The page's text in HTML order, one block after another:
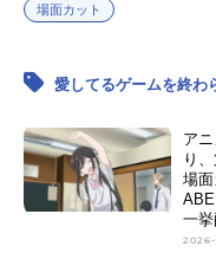
場面カット
愛してるゲームを終わ
ア
り
場
一挙